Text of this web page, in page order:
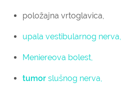
položajna vrtoglavica,
upala vestibularnog nerva,
Meniereova bolest,
tumor slušnog nerva,